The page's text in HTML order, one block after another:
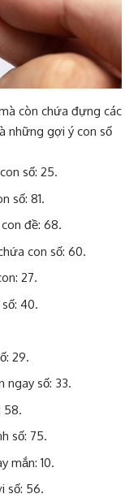
còn chứa đựng các
những gợi ý con số
số: 25.
số: 81.
đề: 68.
con số: 60.
27.
40.
29.
ngay số: 33.
58.
số: 75.
mắn: 10.
số: 56.